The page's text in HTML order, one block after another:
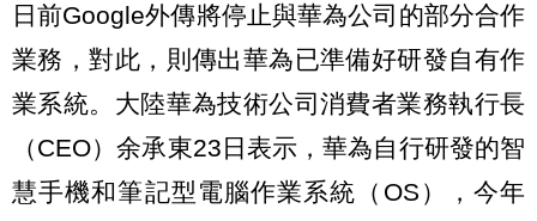
日前Google外傳將停止與華為公司的部分合作
業務，對此，則傳出華為已準備好研發自有作
業系統。大陸華為技術公司消費者業務執行長
（CEO）余承東23日表示，華為自行研發的智
慧手機和筆記型電腦作業系統（OS），今年